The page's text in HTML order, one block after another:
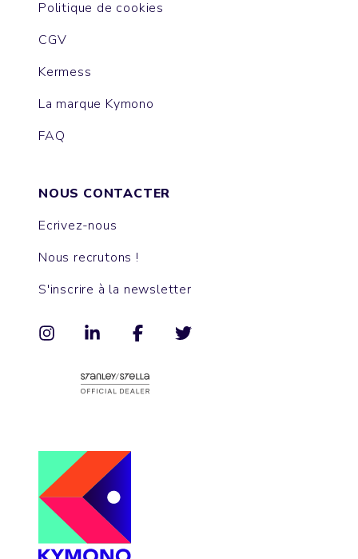
Politique de cookies
CGV
Kermess
La marque Kymono
FAQ
NOUS CONTACTER
Ecrivez-nous
Nous recrutons !
S'inscrire à la newsletter